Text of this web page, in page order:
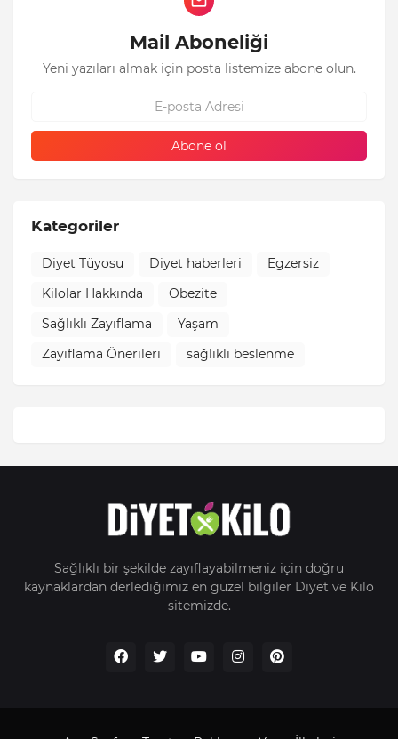
Mail Aboneliği
Yeni yazıları almak için posta listemize abone olun.
Kategoriler
Diyet Tüyosu Diyet haberleri
Egzersiz
Kilolar Hakkında
Obezite
Sağlıklı Zayıflama
Yaşam
Zayıflama Önerileri
sağlıklı beslenme
Sağlıklı bir şekilde zayıflayabilmeniz için doğru
kaynaklardan derlediğimiz en güzel bilgiler Diyet ve Kilo
sitemizde.